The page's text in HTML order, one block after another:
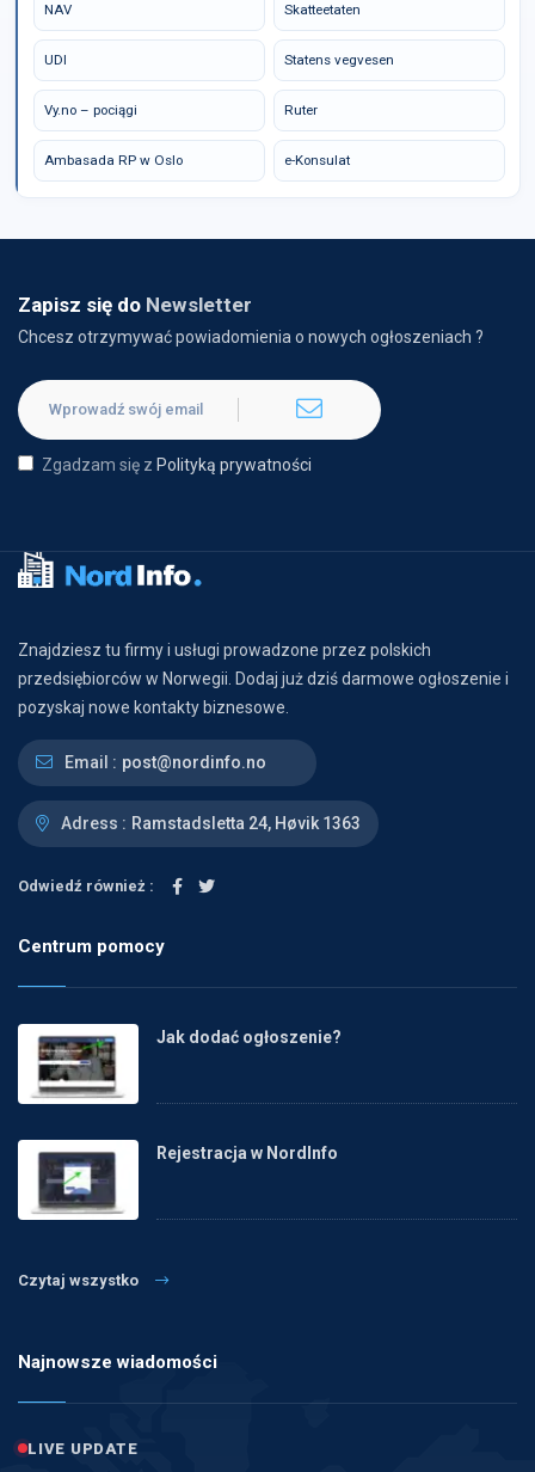
NAV Skatteetaten
UDI Statens vegvesen
Vy.no – pociągi Ruter
Ambasada RP w Oslo e-Konsulat
Zapisz się do Newsletter
Chcesz otrzymywać powiadomienia o nowych ogłoszeniach ?
Zgadzam się z Polityką prywatności
Znajdziesz tu firmy i usługi prowadzone przez polskich
przedsiębiorców w Norwegii. Dodaj już dziś darmowe ogłoszenie i
pozyskaj nowe kontakty biznesowe.
Email : post@nordinfo.no
Adress : Ramstadsletta 24, Høvik 1363
Odwiedź również :
Centrum pomocy
Jak dodać ogłoszenie?
Rejestracja w NordInfo
Czytaj wszystko
Najnowsze wiadomości
LIVE UPDATE